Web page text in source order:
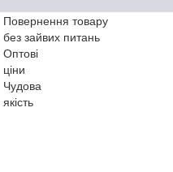
Повернення товару
без зайвих питань
Оптові
ціни
Чудова
якість